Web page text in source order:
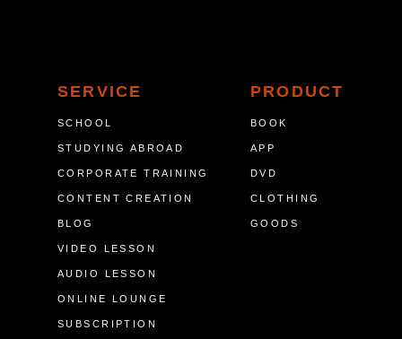
SERVICE
SCHOOL
STUDYING ABROAD
CORPORATE TRAINING
CONTENT CREATION
BLOG
VIDEO LESSON
AUDIO LESSON
ONLINE LOUNGE
SUBSCRIPTION
PRODUCT
BOOK
APP
DVD
CLOTHING
GOODS